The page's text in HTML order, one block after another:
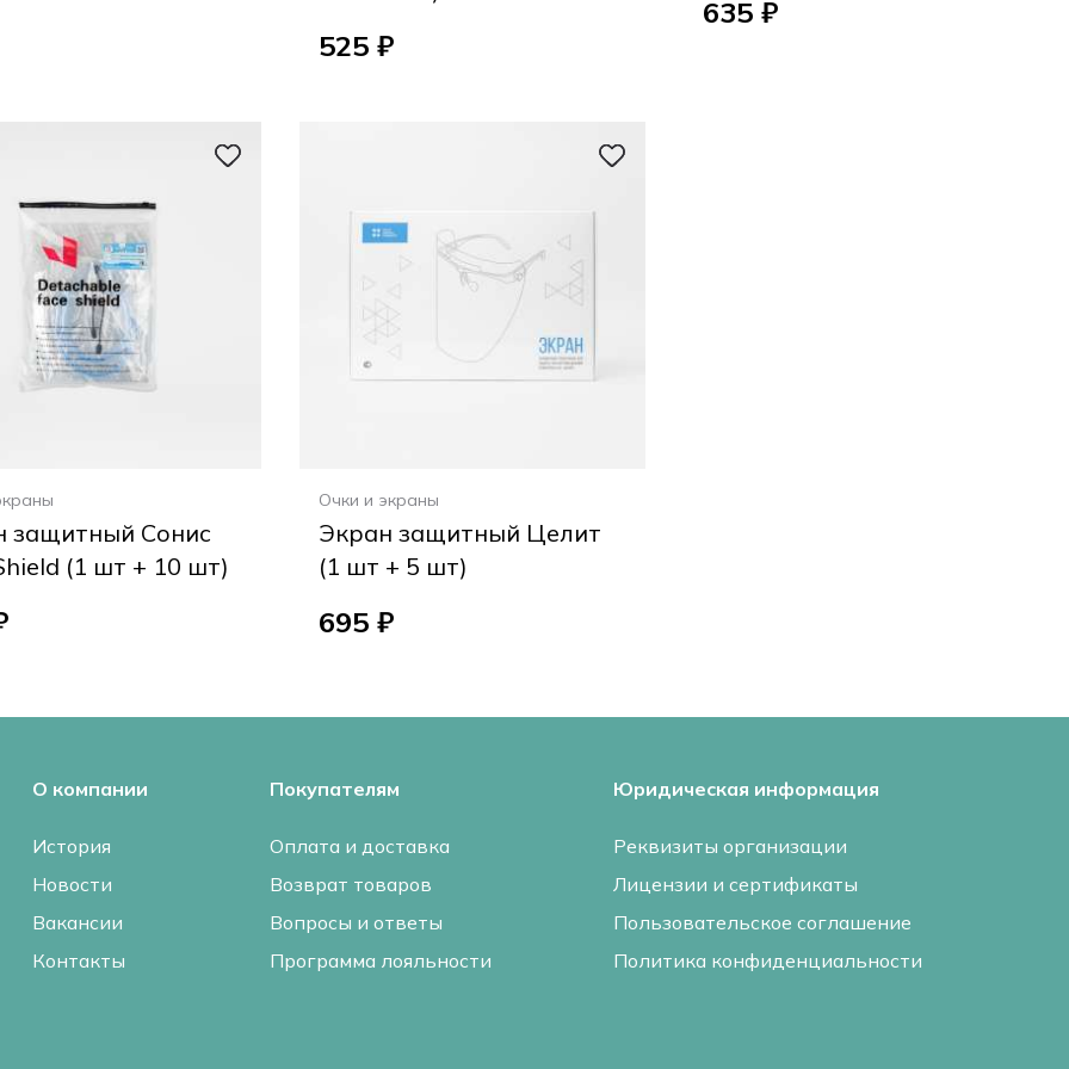
525 ₽
635 ₽
защитный Сонис
(1 шт + 10 шт)
Очки и экраны
Экран защитный Целит
(1 шт + 5 шт)
695 ₽
О компании
История
Новости
Вакансии
Контакты
Покупателям
Оплата и доставка
Возврат товаров
Вопросы и ответы
Программа лояльности
Юридическая информация
Реквизиты организации
Лицензии и сертификаты
Пользовательское соглашение
Политика конфиденциальности